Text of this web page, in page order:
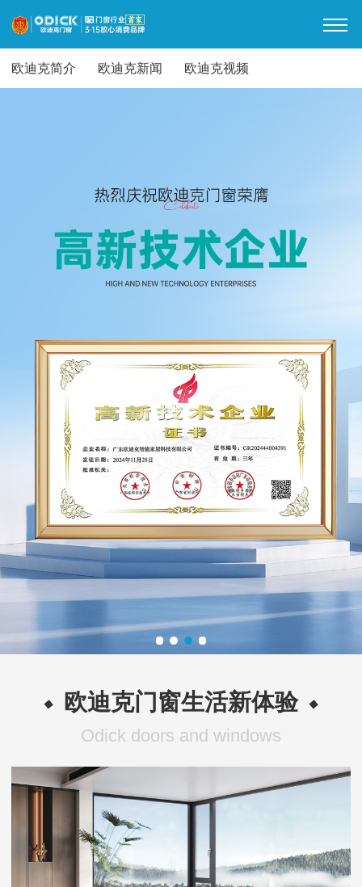
欧迪克简介 欧迪克新闻 欧迪克视频
欧迪克门窗生活新体验
Odick doors and windows